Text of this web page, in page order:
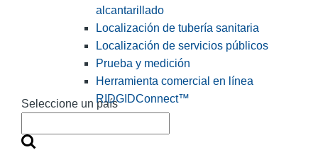
Seleccione un país
alcantarillado
Localización de tubería sanitaria
Localización de servicios públicos
Prueba y medición
Herramienta comercial en línea
RIDGIDConnect™